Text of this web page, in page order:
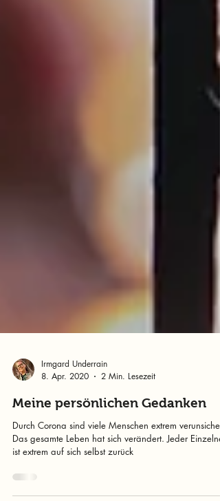
Irmgard Underrain
8. Apr. 2020
2 Min. Lesezeit
Meine persönlichen Gedanken
Das gesamte Leben hat sich verändert. Jeder Einzelne